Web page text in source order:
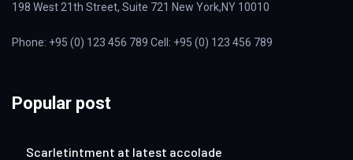
198 West 21th Street, Suite 721 New York,NY 10010
Phone: +95 (0) 123 456 789 Cell: +95 (0) 123 456 789
Popular post
Scarletintment at latest accolade